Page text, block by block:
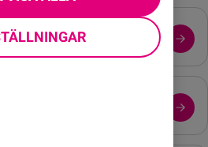
online.